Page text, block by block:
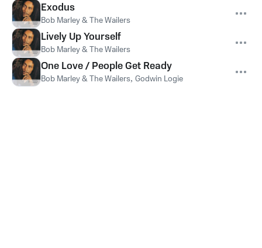
Exodus
Bob Marley & The Wailers
Lively Up Yourself
Bob Marley & The Wailers
One Love / People Get Ready
Bob Marley & The Wailers, Godwin Logie